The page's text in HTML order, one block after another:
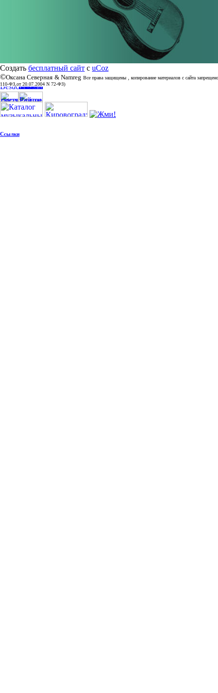
Создать бесплатный сайт с uCoz
©Оксана Северная & Namreg Все права защищены , копирование материалов с сайта
110-ФЗ,от 20.07.2004 N 72-ФЗ)
Ссылки